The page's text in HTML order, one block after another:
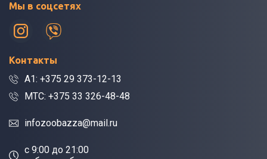
Мы в соцсетях
Контакты
A1: +375 29 373-12-13
МТС: +375 33 326-48-48
infozoobazza@mail.ru
c 9:00 до 21:00